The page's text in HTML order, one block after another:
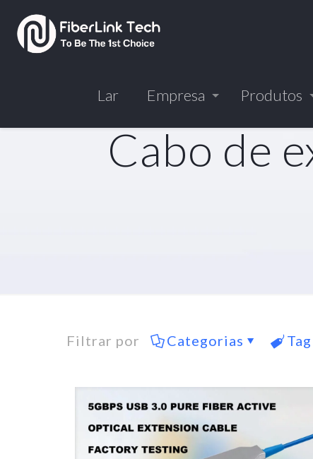
Lar Empresa Produtos
Cabo de
Filtrar por Categorias Tag